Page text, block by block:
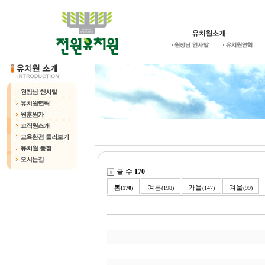
글 수 170
봄(170) 여름(198) 가을(147) 겨울(99)